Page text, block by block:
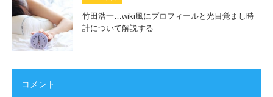
竹田浩一…wiki風にプロフィールと光目覚まし時
計について解説する
コメント